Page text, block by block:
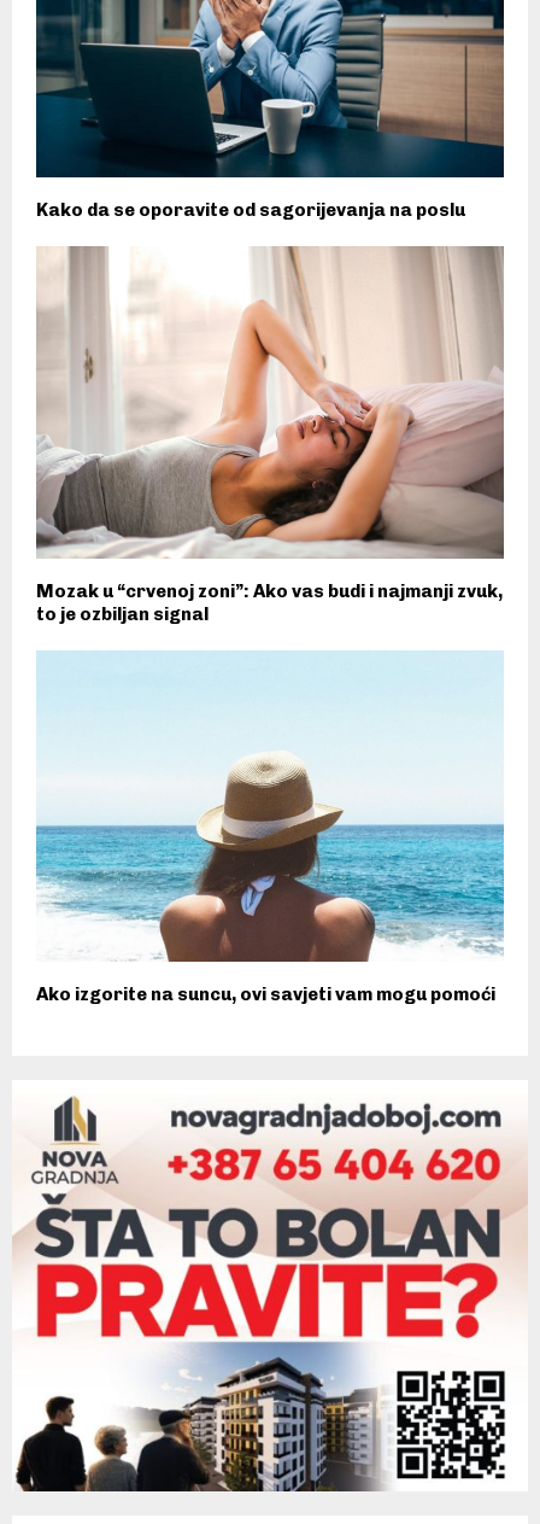
Kako da se oporavite od sagorijevanja na poslu
Mozak u “crvenoj zoni”: Ako vas budi i najmanji zvuk,
to je ozbiljan signal
Ako izgorite na suncu, ovi savjeti vam mogu pomoći